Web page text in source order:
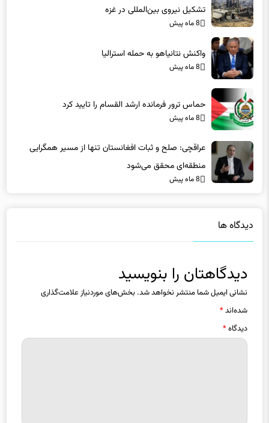
تشکیل نیروی بین‌المللی در غزه
8 ماه پیش
واکنش نتانیاهو به حمله استرالیا
8 ماه پیش
حماس ترور فرمانده ارشد القسام را تایید کرد
8 ماه پیش
عراقچی: صلح و ثبات افغانستان تنها از مسیر همگرایی
منطقه‌ای محقق می‌شود
8 ماه پیش
دیدگاه ها
دیدگاهتان را بنویسید
نشانی ایمیل شما منتشر نخواهد شد. بخش‌های موردنیاز علامت‌گذاری
شده‌اند*
دیدگاه*